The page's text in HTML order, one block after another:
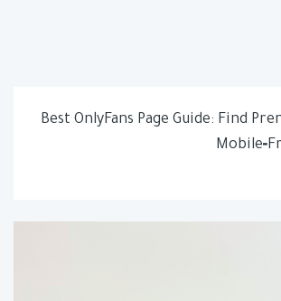
Best OnlyFans Page Guide: Find